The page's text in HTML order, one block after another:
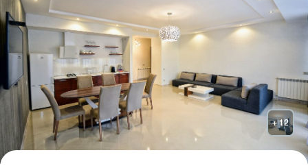
Запросить отель